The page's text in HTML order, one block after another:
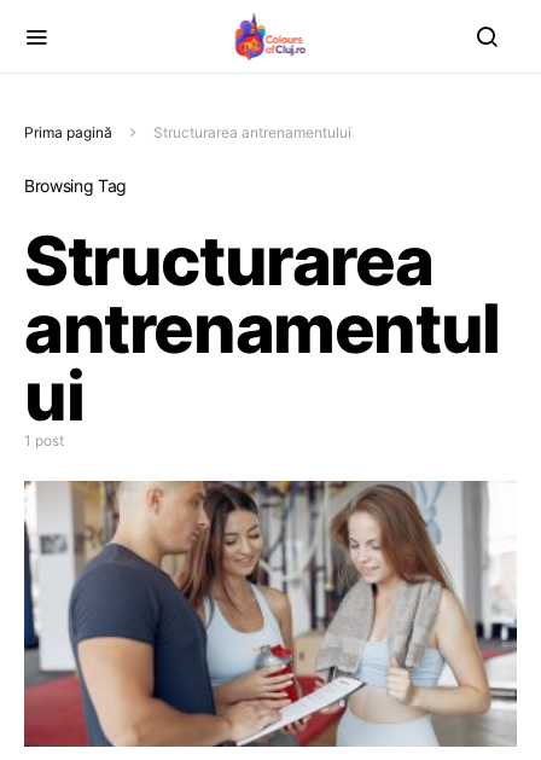
Prima pagină Structurarea antrenamentului
Browsing Tag
Structurarea
antrenamentul
ui
1 post